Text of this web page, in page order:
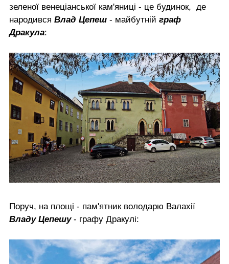
зеленої венеціанської кам'яниці - це будинок, де
народився Влад Цепеш - майбутній граф
Дракула:
Поруч, на площі - пам'ятник володарю Валахії
Владу Цепешу- графу Дракулі: